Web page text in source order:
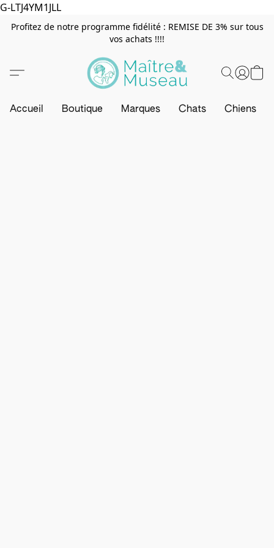
G-LTJ4YM1JLL
Profitez de notre programme fidélité : REMISE DE 3% sur tous
vos achats !!!!
Accueil Boutique Marques Chats Chiens